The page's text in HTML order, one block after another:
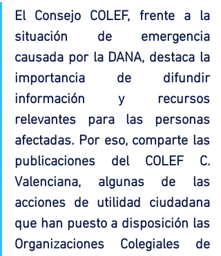
El Consejo COLEF, frente a la
situación de emergencia
causada por la DANA, destaca la
importancia de difundir
información y recursos
relevantes para las personas
afectadas. Por eso, comparte las
publicaciones del COLEF C.
Valenciana, algunas de las
acciones de utilidad ciudadana
que han puesto a disposición las
Organizaciones Colegiales de